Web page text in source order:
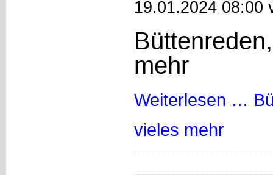
19.01.2024 08:00
mehr
Weiterlesen …
vieles mehr